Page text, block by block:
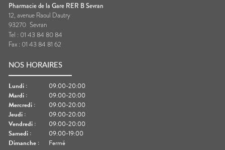
Pharmacie de la Gare RER B Sevran
12, avenue Raoul Dautry
93270 Sevran
Tel : 01 43 84 80 84
Fax : 01 43 84 81 62
NOS HORAIRES
Lundi :
09:00-20:00
Mardi :
09:00-20:00
Mercredi :
09:00-20:00
Jeudi :
09:00-20:00
Vendredi :
09:00-20:00
Samedi :
09:00-19:00
Dimanche : Fermé